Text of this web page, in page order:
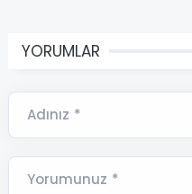
YORUMLAR
Adınız *
Yorumunuz *